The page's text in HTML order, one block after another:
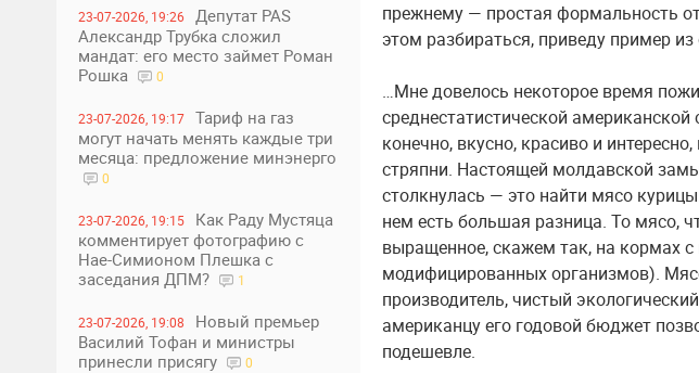
23-07-2026, 19:26
Депутат PAS
Александр Трубка сложил
мандат: его место займет Роман
Рошка
0
23-07-2026, 19:17
Тариф на газ
могут начать менять каждые три
месяца: предложение минэнерго
0
23-07-2026, 19:15
Как Раду Мустяца
комментирует фотографию с
Нае-Симионом Плешка с
заседания ДПМ?
1
23-07-2026, 19:08
Новый премьер
Василий Тофан и министры
принесли присягу
0
прежнему — простая формальность
этом разбираться, приведу пример
…Мне довелось некоторое время
среднестатистической
конечно, вкусно, красиво и
стряпни. Настоящей молдавской
столкнулась — это найти мясо
нем есть большая разница. То мясо,
выращенное, скажем так, на кормах
модифицированных организмов).
производитель, чистый
американцу его годовой бюджет
подешевле.